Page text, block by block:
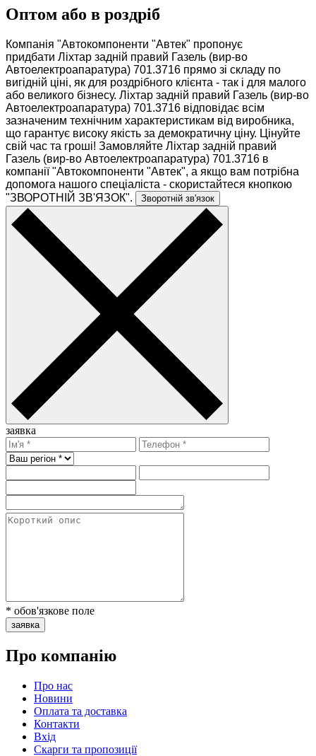
е
з,
...
Оптом або в роздріб
Компанія "Автокомпоненти "Автек" пропонує
придбати Ліхтар задній правий Газель (вир-во
Автоелектроапаратура) 701.3716 прямо зі складу по
вигідній ціні, як для роздрібного клієнта - так і для малого
або великого бізнесу. Ліхтар задній правий Газель (вир-во
Автоелектроапаратура) 701.3716 відповідає всім
зазначеним технічним характеристикам від виробника,
що гарантує високу якість за демократичну ціну. Цінуйте
свій час та гроші! Замовляйте Ліхтар задній правий
Газель (вир-во Автоелектроапаратура) 701.3716 в
компанії "Автокомпоненти "Автек", а якщо вам потрібна
допомога нашого спеціаліста - скористайтеся кнопкою
"ЗВОРОТНІЙ ЗВ'ЯЗОК".
Зворотній зв'язок
заявка
* обов'язкове поле
заявка
Про компанію
Про нас
Новини
Оплата та доставка
Контакти
Вхiд
Скарги та пропозиції